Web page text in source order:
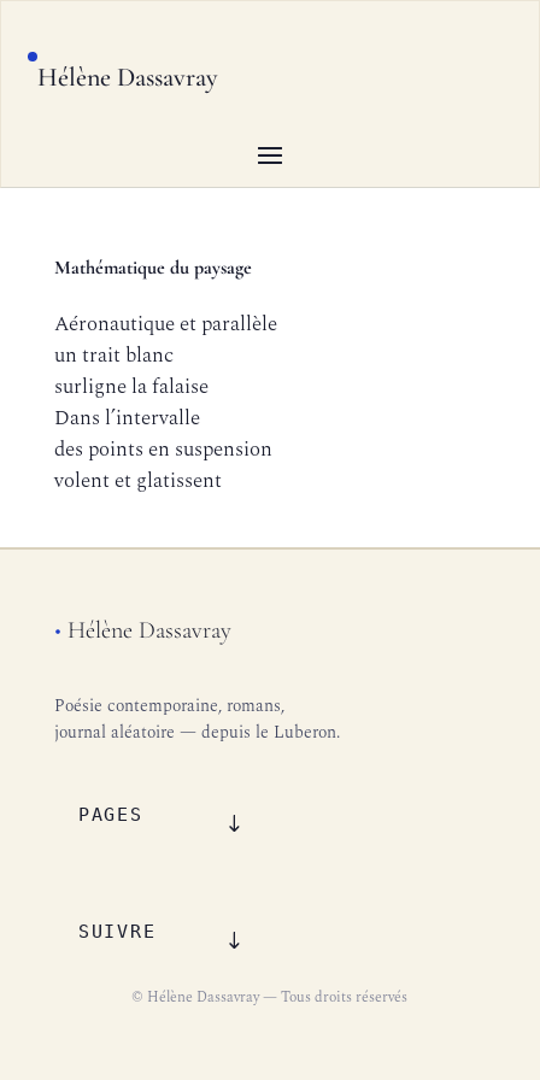
Hélène Dassavray
Mathématique du paysage
Aéronautique et parallèle
un trait blanc
surligne la falaise
Dans l’intervalle
des points en suspension
volent et glatissent
• Hélène Dassavray
Poésie contemporaine, romans,
journal aléatoire — depuis le Luberon.
PAGES
SUIVRE
© Hélène Dassavray — Tous droits réservés